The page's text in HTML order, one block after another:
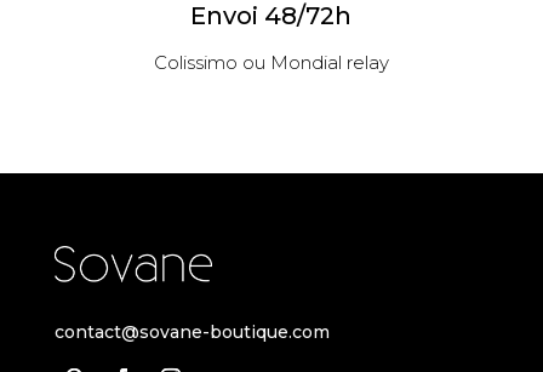
Envoi 48/72h
Colissimo ou Mondial relay
contact@sovane-boutique.com